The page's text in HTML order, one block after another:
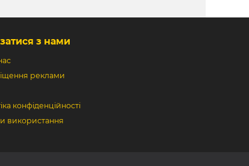
з нами
реклами
конфіденційності
використання